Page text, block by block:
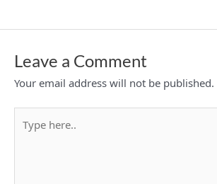
Leave a Comment
Your email address will not be published.
here..